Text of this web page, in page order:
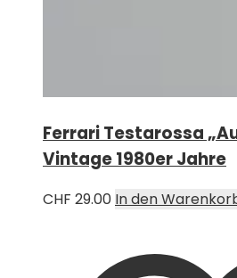
Ferrari Testarossa
Vintage 1980er Jahre
CHF 29.00 In den